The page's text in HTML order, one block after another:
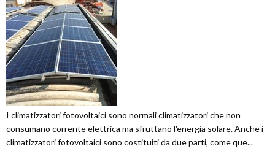
I climatizzatori fotovoltaici sono normali climatizzatori che non
consumano corrente elettrica ma sfruttano l'energia solare. Anche i
climatizzatori fotovoltaici sono costituiti da due parti, come que...